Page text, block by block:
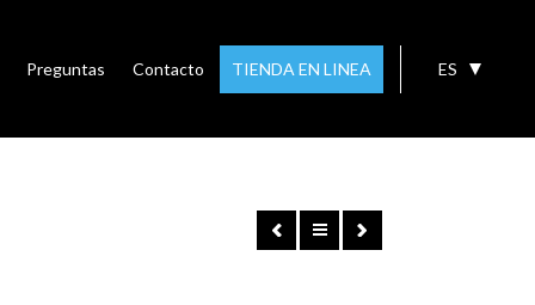
ES
Preguntas Contacto TIENDA EN LINEA